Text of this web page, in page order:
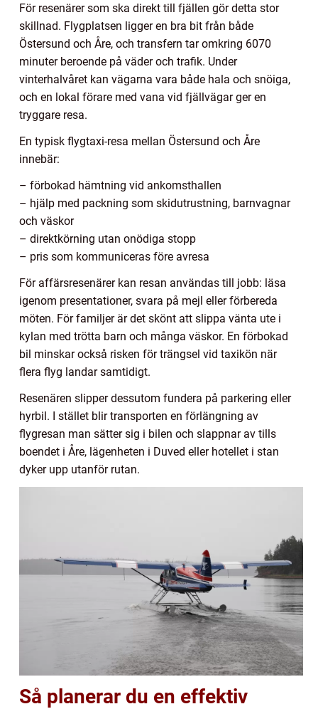
För resenärer som ska direkt till fjällen gör detta stor
skillnad. Flygplatsen ligger en bra bit från både
Östersund och Åre, och transfern tar omkring 6070
minuter beroende på väder och trafik. Under
vinterhalvåret kan vägarna vara både hala och snöiga,
och en lokal förare med vana vid fjällvägar ger en
tryggare resa.
En typisk flygtaxi-resa mellan Östersund och Åre
innebär:
– förbokad hämtning vid ankomsthallen
– hjälp med packning som skidutrustning, barnvagnar
och väskor
– direktkörning utan onödiga stopp
– pris som kommuniceras före avresa
För affärsresenärer kan resan användas till jobb: läsa
igenom presentationer, svara på mejl eller förbereda
möten. För familjer är det skönt att slippa vänta ute i
kylan med trötta barn och många väskor. En förbokad
bil minskar också risken för trängsel vid taxikön när
flera flyg landar samtidigt.
Resenären slipper dessutom fundera på parkering eller
hyrbil. I stället blir transporten en förlängning av
flygresan man sätter sig i bilen och slappnar av tills
boendet i Åre, lägenheten i Duved eller hotellet i stan
dyker upp utanför rutan.
Så planerar du en effektiv